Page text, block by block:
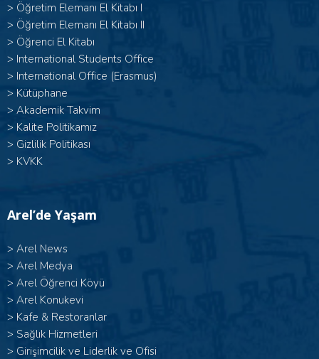
> Öğretim Elemanı El Kitabı I
> Öğretim Elemanı El Kitabı II
> Öğrenci El Kitabı
> International Students Office
> International Office (Erasmus)
> Kütüphane
> Akademik Takvim
> Kalite Politikamız
> Gizlilik Politikası
> KVKK
Arel’de Yaşam
> Arel News
> Arel Medya
> Arel Öğrenci Köyü
> Arel Konukevi
> Kafe & Restoranlar
> Sağlık Hizmetleri
> Girişimcilik ve Liderlik ve Ofisi